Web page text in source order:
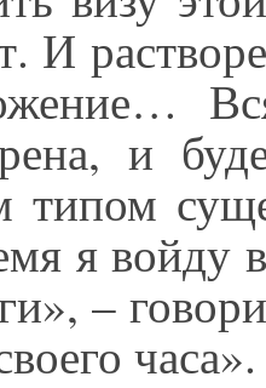
И
и
типом
я войду
–
часа».